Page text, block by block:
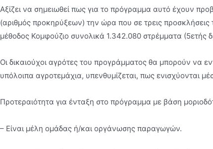
Αξίζει να σηµειωθεί πως για το πρόγραµµα αυτό έχουν
(αριθµός προκηρύξεων) την ώρα που σε τρεις
µέθοδος Κοµφούζιο συνολικά 1.342.080 στρέµµατα (5ετής
Οι δικαιούχοι αγρότες του προγράµµατος θα µπορούν να
υπόλοιπα αγροτεµάχια, υπενθυµίζεται, πως
Προτεραιότητα για ένταξη στο πρόγραµµα µε βάση
– Είναι µέλη οµάδας ή/και οργάνωσης παραγωγών.